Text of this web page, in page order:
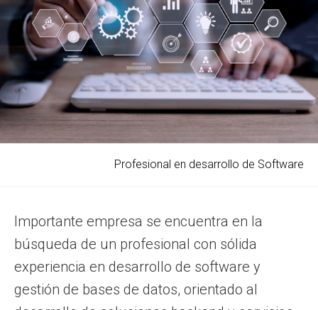
Profesional en desarrollo de Software
Importante empresa se encuentra en la
búsqueda de un profesional con sólida
experiencia en desarrollo de software y
gestión de bases de datos, orientado al